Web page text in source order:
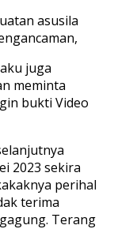
asusila
juga
meminta
bukti Video
2023 sekira
perihal
terima
Terang